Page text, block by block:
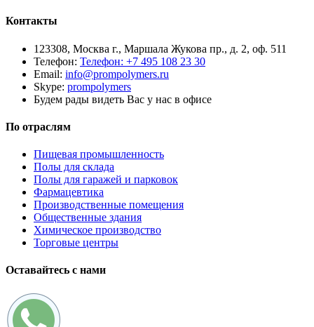
Контакты
123308, Москва г., Маршала Жукова пр., д. 2, оф. 511
Телефон: Телефон: +7 495 108 23 30
Email: info@prompolymers.ru
Skype: prompolymers
Будем рады видеть Вас у нас в офисе
По отраслям
Пищевая промышленность
Полы для склада
Полы для гаражей и парковок
Фармацевтика
Производственные помещения
Общественные здания
Химическое производство
Торговые центры
Оставайтесь с нами